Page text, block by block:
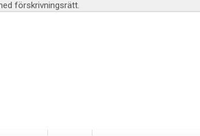
förskrivningsrätt.